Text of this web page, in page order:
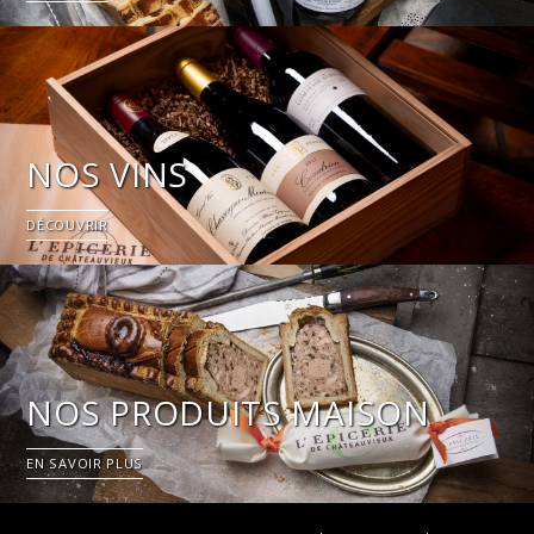
NOS VINS
DÉCOUVRIR
NOS PRODUITS MAISON
EN SAVOIR PLUS